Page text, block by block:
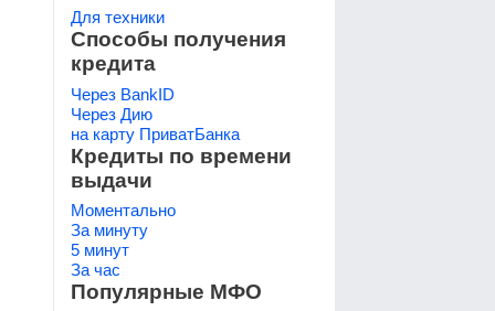
Для техники
Способы получения
кредита
Через BankID
Через Дию
на карту ПриватБанка
Кредиты по времени
выдачи
Моментально
За минуту
5 минут
За час
Популярные МФО